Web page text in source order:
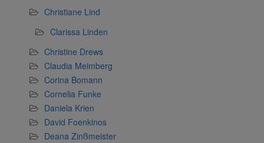
Christiane Lind
Clarissa Linden
Christine Drews
Claudia Meimberg
Corina Bomann
Cornelia Funke
Daniela Krien
David Foenkinos
Deana Zinßmeister